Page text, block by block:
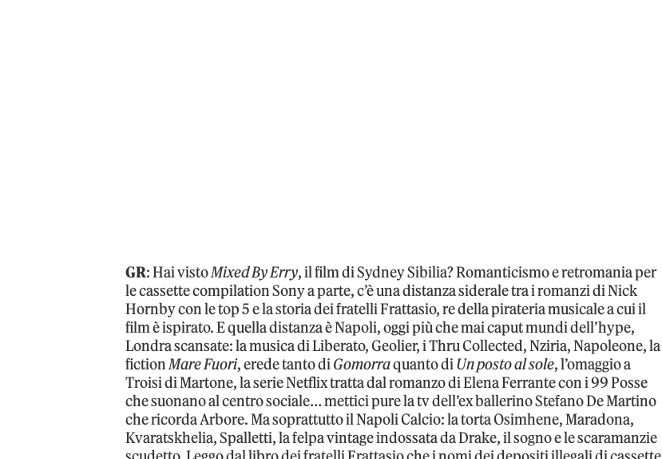
GR: Hai vistoMixed By Erry, il film di Sydney Sibilia? Romanticismo e retromania per
le cassette compilation Sony a parte, c’è una distanza siderale tra i romanzi di Nick
Hornby con le top 5 e la storia dei fratelli Frattasio, re della pirateria musicale a cui il
film è ispirato. E quella distanza è Napoli, oggi più che mai caput mundi dell’hype,
Londra scansate: la musica di Liberato, Geolier, i Thru Collected, Nziria, Napoleone, la
fictionMare Fuori, erede tanto diGomorraquanto diUn posto al sole, l’omaggio a
Troisi di Martone, la serie Netflix tratta dal romanzo di Elena Ferrante con i 99 Posse
che suonano al centro sociale… mettici pure la tv dell’ex ballerino Stefano De Martino
che ricorda Arbore. Ma soprattutto il Napoli Calcio: la torta Osimhene, Maradona,
Kvaratskhelia, Spalletti, la felpa vintage indossata da Drake, il sogno e le scaramanzie